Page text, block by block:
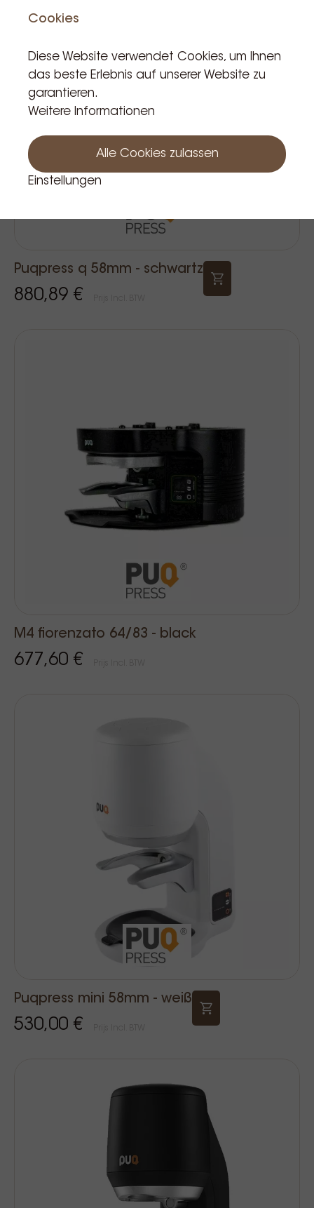
Puqpress q 58mm - schwartz
880,89 €
M4 fiorenzato 64/83 - black
677,60 €
Puqpress mini 58mm - weiß
530,00 €
Cookies
Diese Website verwendet Cookies, um Ihnen
das beste Erlebnis auf unserer Website zu
garantieren.
Weitere Informationen
Alle Cookies zulassen
Einstellungen